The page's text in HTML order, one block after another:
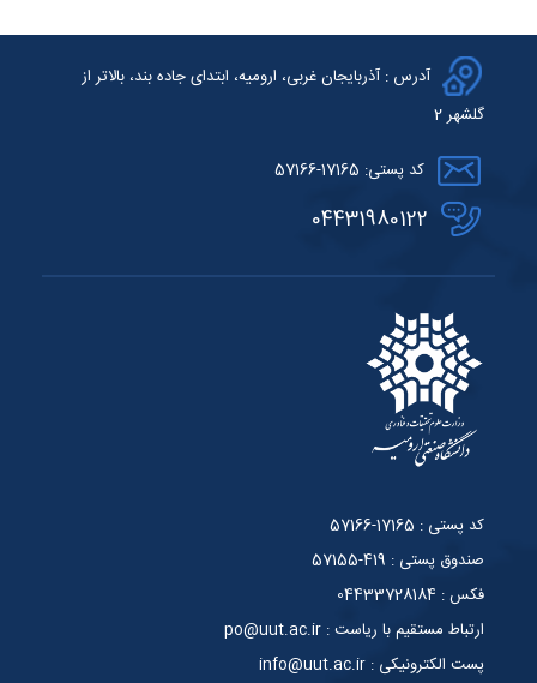
آدرس : آذربایجان غربی، ارومیه، ابتدای جاده بند، بالاتر از
گلشهر 2
کد پستی: 17165-57166
04431980122
کد پستی : 17165-57166
صندوق پستی : 419-57155
فکس : 04433728184
ارتباط مستقیم با ریاست : po@uut.ac.ir
پست الکترونیکی : info@uut.ac.ir